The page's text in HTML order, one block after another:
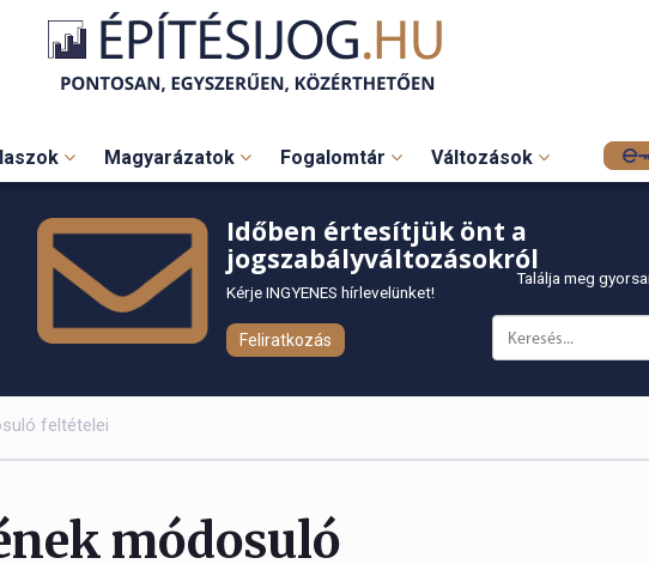
Magyarázatok Fogalomtár Változások
Időben értesítjük önt a
jogszabályváltozásokról
Kérje INGYENES hírlevelünket!
Feliratkozás
Találja meg
feltételei
módosuló